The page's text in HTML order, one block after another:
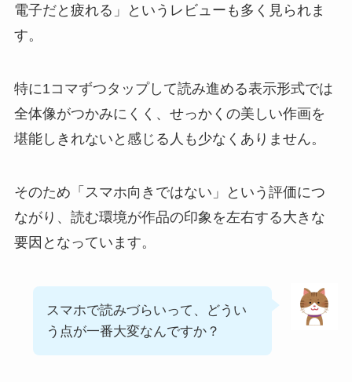
電子だと疲れる」というレビューも多く見られま
す。
特に1コマずつタップして読み進める表示形式では
全体像がつかみにくく、せっかくの美しい作画を
堪能しきれないと感じる人も少なくありません。
そのため「スマホ向きではない」という評価につ
ながり、読む環境が作品の印象を左右する大きな
要因となっています。
スマホで読みづらいって、どうい
う点が一番大変なんですか？